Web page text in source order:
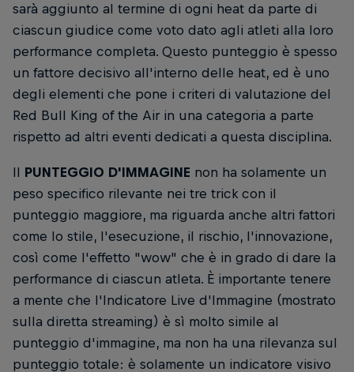
sarà aggiunto al termine di ogni heat da parte di
ciascun giudice come voto dato agli atleti alla loro
performance completa. Questo punteggio è spesso
un fattore decisivo all'interno delle heat, ed è uno
degli elementi che pone i criteri di valutazione del
Red Bull King of the Air in una categoria a parte
rispetto ad altri eventi dedicati a questa disciplina.
Il PUNTEGGIO D'IMMAGINE non ha solamente un
peso specifico rilevante nei tre trick con il
punteggio maggiore, ma riguarda anche altri fattori
come lo stile, l'esecuzione, il rischio, l'innovazione,
così come l'effetto "wow" che è in grado di dare la
performance di ciascun atleta. È importante tenere
a mente che l'Indicatore Live d'Immagine (mostrato
sulla diretta streaming) è sì molto simile al
punteggio d'immagine, ma non ha una rilevanza sul
punteggio totale: è solamente un indicatore visivo